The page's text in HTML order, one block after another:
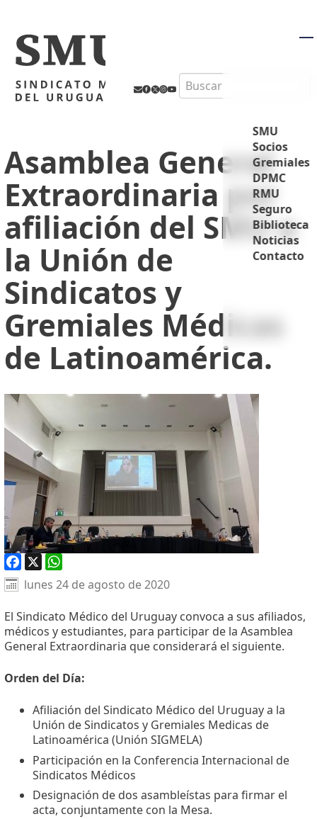
Search
SMU
Socios
Gremiales
DPMC
RMU
Seguro
Biblioteca
Noticias
Contacto
Asamblea General
Extraordinaria por
afiliación del SMU a
la Unión de
Sindicatos y
Gremiales Médicas
de Latinoamérica.
Facebook
X WhatsApp
lunes 24 de agosto de 2020
El Sindicato Médico del Uruguay convoca a sus afiliados,
médicos y estudiantes, para participar de la Asamblea
General Extraordinaria que considerará el siguiente.
Orden del Día:
Afiliación del Sindicato Médico del Uruguay a la
Unión de Sindicatos y Gremiales Medicas de
Latinoamérica (Unión SIGMELA)
Participación en la Conferencia Internacional de
Sindicatos Médicos
Designación de dos asambleístas para firmar el
acta, conjuntamente con la Mesa.